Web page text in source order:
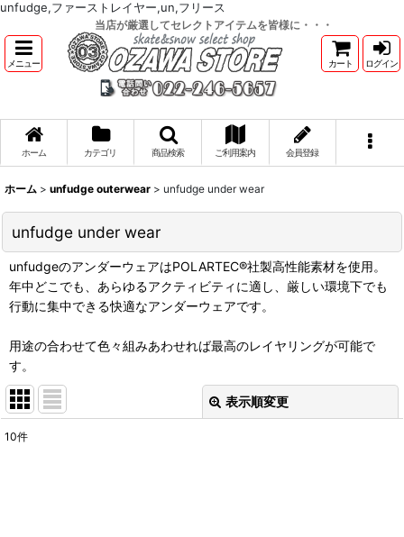
unfudge,ファーストレイヤー,un,フリース
当店が厳選してセレクトアイテムを皆様に・・・
メニュー カート ログイン
ホーム カテゴリ 商品検索 ご利用案内 会員登録
ホーム > unfudge outerwear > unfudge under wear
unfudge under wear
unfudgeのアンダーウェアはPOLARTEC®社製高性能素材を使用。
年中どこでも、あらゆるアクティビティに適し、厳しい環境下でも
行動に集中できる快適なアンダーウェアです。
用途の合わせて色々組みあわせれば最高のレイヤリングが可能で
す。
表示順変更
10件